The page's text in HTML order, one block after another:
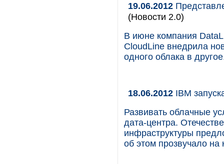
19.06.2012
(Новости 2.0)
В июне компания
CloudLine внедрила
одного облака в
18.06.2012 IBM
Развивать облачные
дата-центра.
инфраструктуры
об этом прозвучало